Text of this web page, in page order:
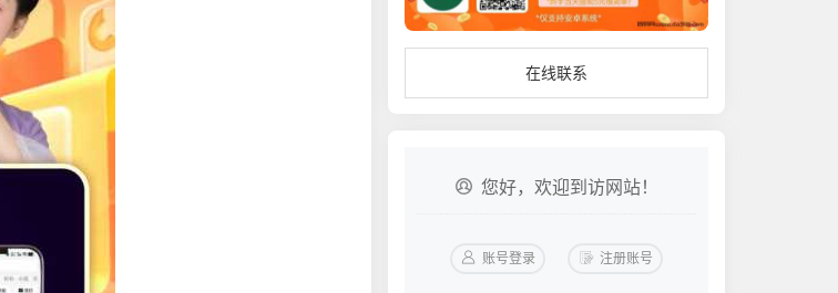
在线联系
您好，欢迎到访网站！
账号登录 注册账号